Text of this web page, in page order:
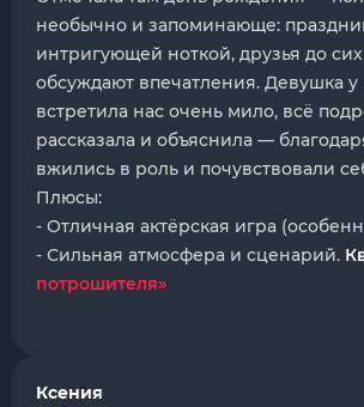
необычно и запоминающе:
интригующей ноткой, друзья до
обсуждают впечатления. Девушка у
встретила нас очень мило, всё
рассказала и объяснила —
вжились в роль и почувствовали
Плюсы:
- Отличная актёрская игра
- Сильная атмосфера и сценарий.
потрошителя»
Ксения